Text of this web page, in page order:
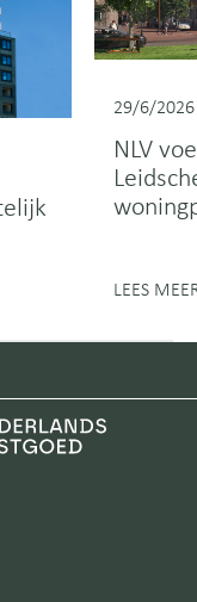
29/6/2026
NLV
LEES